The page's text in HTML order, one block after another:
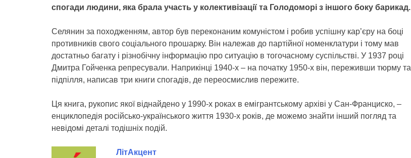
спогади людини, яка брала участь у колективізації та Голодоморі з іншого боку барикад.
Селянин за походженням, автор був переконаним комуністом і робив успішну кар’єру на боці
противників свого соціального прошарку. Він належав до партійної номенклатури і тому мав
достатньо багату і різнобічну інформацію про ситуацію в тогочасному суспільстві. У 1937 році
Дмитра Гойченка репресували. Наприкінці 1940-х – на початку 1950-х він, переживши тюрму та
підпілля, написав три книги спогадів, де переосмислив пережите.
Ця книга, рукопис якої віднайдено у 1990-х роках в емігрантському архіві у Сан-Франциско, –
енциклопедія російсько-українського життя 1930-х років, де можемо знайти інший погляд та
невідомі деталі тодішніх подій.
ЛітАкцент